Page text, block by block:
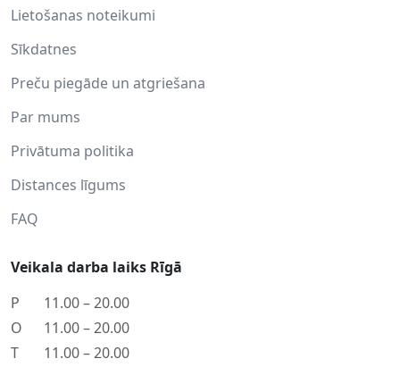
Lietošanas noteikumi
Sīkdatnes
Preču piegāde un atgriešana
Par mums
Privātuma politika
Distances līgums
FAQ
Veikala darba laiks Rīgā
P
11.00 – 20.00
O
11.00 – 20.00
T
11.00 – 20.00